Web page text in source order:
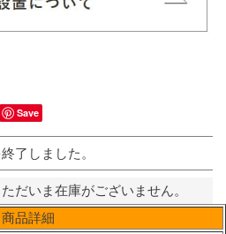
Save
了しました。
だいま在庫がございません。
商品詳細